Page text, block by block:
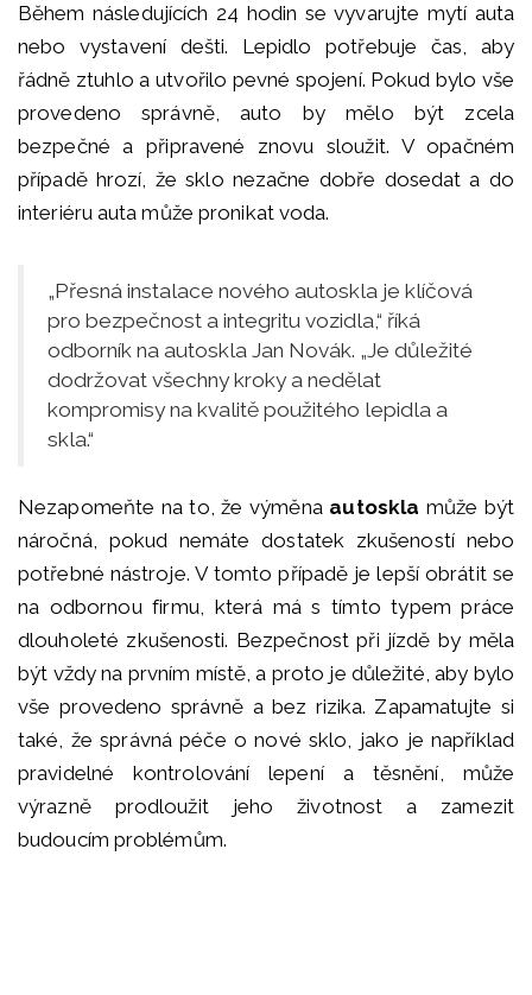
Během následujících 24 hodin se vyvarujte mytí auta
nebo vystavení dešti. Lepidlo potřebuje čas, aby
řádně ztuhlo a utvořilo pevné spojení. Pokud bylo vše
provedeno správně, auto by mělo být zcela
bezpečné a připravené znovu sloužit. V opačném
případě hrozí, že sklo nezačne dobře dosedat a do
interiéru auta může pronikat voda.
„Přesná instalace nového autoskla je klíčová
pro bezpečnost a integritu vozidla,“ říká
odborník na autoskla Jan Novák. „Je důležité
dodržovat všechny kroky a nedělat
kompromisy na kvalitě použitého lepidla a
skla.“
Nezapomeňte na to, že výměna autoskla může být
náročná, pokud nemáte dostatek zkušeností nebo
potřebné nástroje. V tomto případě je lepší obrátit se
na odbornou firmu, která má s tímto typem práce
dlouholeté zkušenosti. Bezpečnost při jízdě by měla
být vždy na prvním místě, a proto je důležité, aby bylo
vše provedeno správně a bez rizika. Zapamatujte si
také, že správná péče o nové sklo, jako je například
pravidelné kontrolování lepení a těsnění, může
výrazně prodloužit jeho životnost a zamezit
budoucím problémům.